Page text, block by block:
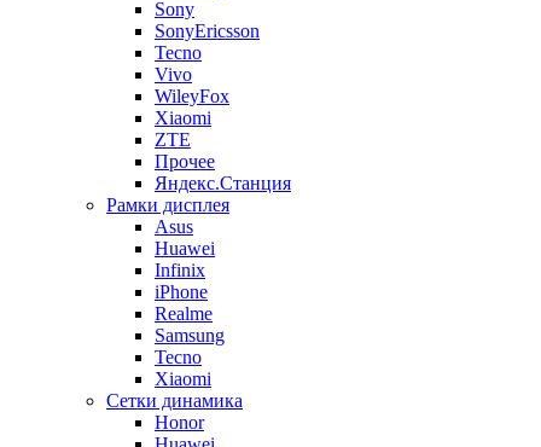
Sony
SonyEricsson
Tecno
Vivo
WileyFox
Xiaomi
ZTE
Прочее
Яндекс.Станция
Рамки дисплея
Asus
Huawei
Infinix
iPhone
Realme
Samsung
Tecno
Xiaomi
Сетки динамика
Honor